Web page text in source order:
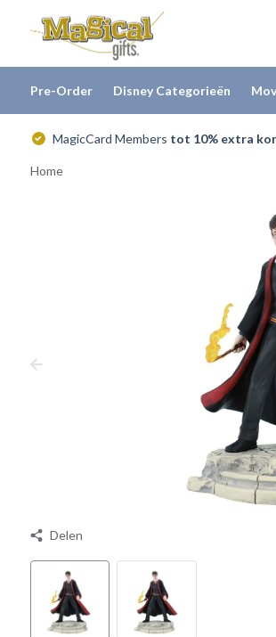
Pre-Order Disney Categorieën
MagicCard Members tot 10% extra
Home
Delen